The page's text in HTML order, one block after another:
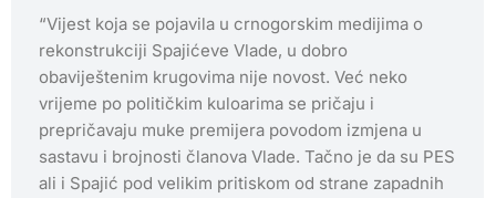
“Vijest koja se pojavila u crnogorskim medijima o
rekonstrukciji Spajićeve Vlade, u dobro
obaviještenim krugovima nije novost. Već neko
vrijeme po političkim kuloarima se pričaju i
prepričavaju muke premijera povodom izmjena u
sastavu i brojnosti članova Vlade. Tačno je da su PES
ali i Spajić pod velikim pritiskom od strane zapadnih